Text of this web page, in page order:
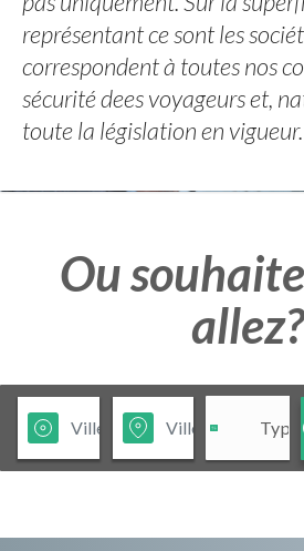
représentant ce sont les
correspondent à toutes nos
sécurité dees voyageurs et,
toute la législation en vigueur.
Ou
allez?